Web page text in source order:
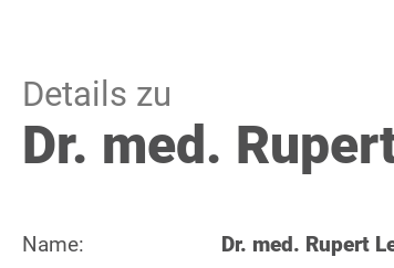
Details zu
Dr. med.
Name:
Dr. med. Rupert